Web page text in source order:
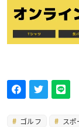
ゴルフ スポ